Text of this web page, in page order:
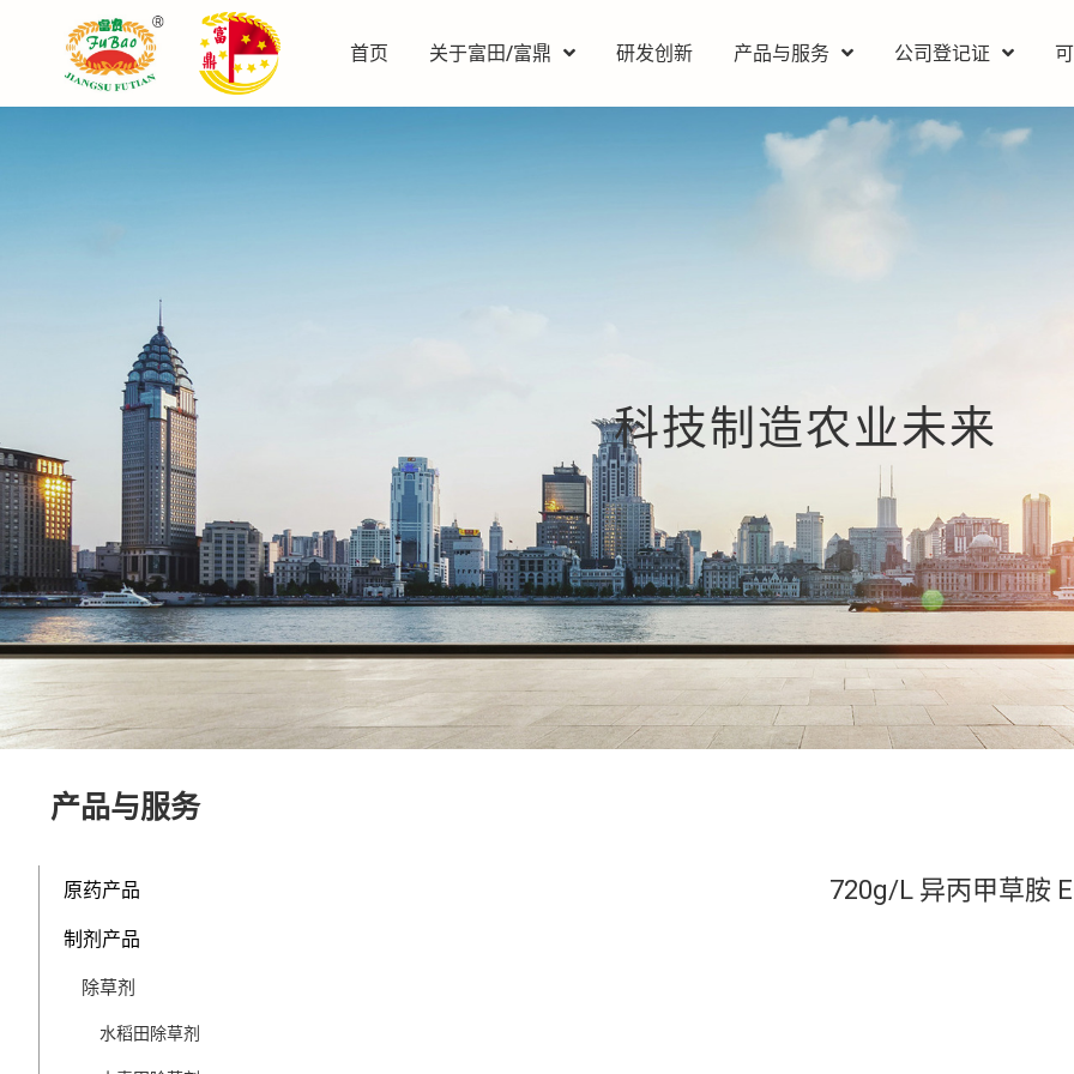
首页 关于富田/富鼎 研发创新 产品与服务 公司登记证
科技制造农业未来
产品与服务
原药产品
制剂产品
除草剂
水稻田除草剂
720g/L 异丙甲草胺